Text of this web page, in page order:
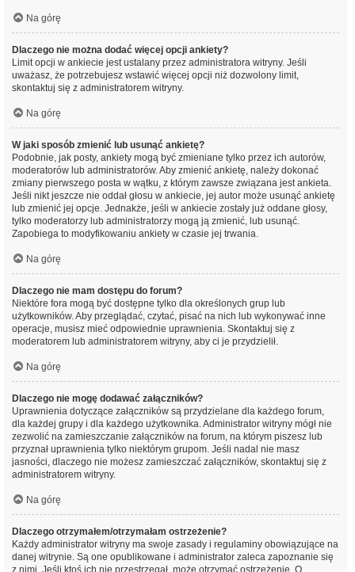
Na górę
Dlaczego nie można dodać więcej opcji ankiety?
Limit opcji w ankiecie jest ustalany przez administratora witryny. Jeśli
uważasz, że potrzebujesz wstawić więcej opcji niż dozwolony limit,
skontaktuj się z administratorem witryny.
Na górę
W jaki sposób zmienić lub usunąć ankietę?
Podobnie, jak posty, ankiety mogą być zmieniane tylko przez ich autorów,
moderatorów lub administratorów. Aby zmienić ankietę, należy dokonać
zmiany pierwszego posta w wątku, z którym zawsze związana jest ankieta.
Jeśli nikt jeszcze nie oddał głosu w ankiecie, jej autor może usunąć ankietę
lub zmienić jej opcje. Jednakże, jeśli w ankiecie zostały już oddane głosy,
tylko moderatorzy lub administratorzy mogą ją zmienić, lub usunąć.
Zapobiega to modyfikowaniu ankiety w czasie jej trwania.
Na górę
Dlaczego nie mam dostępu do forum?
Niektóre fora mogą być dostępne tylko dla określonych grup lub
użytkowników. Aby przeglądać, czytać, pisać na nich lub wykonywać inne
operacje, musisz mieć odpowiednie uprawnienia. Skontaktuj się z
moderatorem lub administratorem witryny, aby ci je przydzielił.
Na górę
Dlaczego nie mogę dodawać załączników?
Uprawnienia dotyczące załączników są przydzielane dla każdego forum,
dla każdej grupy i dla każdego użytkownika. Administrator witryny mógł nie
zezwolić na zamieszczanie załączników na forum, na którym piszesz lub
przyznał uprawnienia tylko niektórym grupom. Jeśli nadal nie masz
jasności, dlaczego nie możesz zamieszczać załączników, skontaktuj się z
administratorem witryny.
Na górę
Dlaczego otrzymałem/otrzymałam ostrzeżenie?
Każdy administrator witryny ma swoje zasady i regulaminy obowiązujące na
danej witrynie. Są one opublikowane i administrator zaleca zapoznanie się